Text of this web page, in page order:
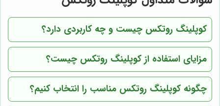
کوپلینگ روتکس چیست و چه کاربردی دارد؟
مزایای استفاده از کوپلینگ روتکس چیست؟
چگونه کوپلینگ روتکس مناسب را انتخاب کنیم؟